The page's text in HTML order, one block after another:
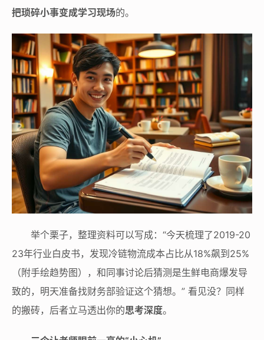
把琐碎小事变成学习现场的。
举个栗子，整理资料可以写成：“今天梳理了2019-20
23年行业白皮书，发现冷链物流成本占比从18%飙到25%
（附手绘趋势图），和同事讨论后猜测是生鲜电商爆发导
致的，明天准备找财务部验证这个猜想。” 看见没？同样
的搬砖，后者立马透出你的思考深度。